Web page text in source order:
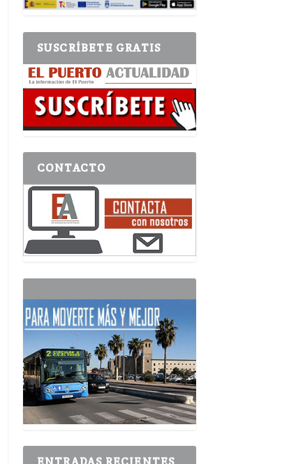
SUSCRÍBETE GRATIS
CONTACTO